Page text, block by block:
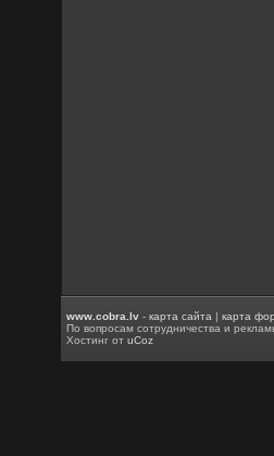
www.cobra.lv -карта сайта |карта
По вопросам сотрудничества и
Хостинг отuCoz